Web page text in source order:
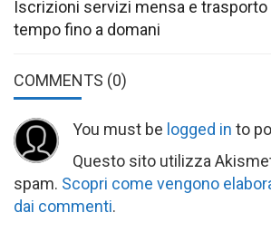
Iscrizioni servizi mensa e trasporto
tempo fino a domani
COMMENTS (0)
You must be logged in to
Questo sito utilizza
spam. Scopri come vengono
dai commenti.